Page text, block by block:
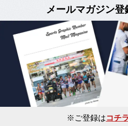
メールマガジン登
※ご登録はコチラ